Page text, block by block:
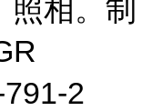
相。制
2